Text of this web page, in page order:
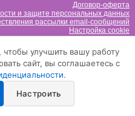
Договор-оферта
и защите персональных данных
рассылки email-сообщений
Настройка cookie
улучшить вашу работу
сайт, вы соглашаетесь с
.
Настроить